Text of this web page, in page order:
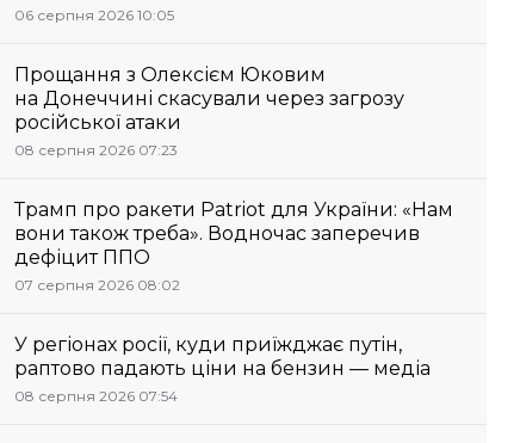
06 серпня 2026 10:05
Прощання з Олексієм Юковим
на Донеччині скасували через загрозу
російської атаки
08 серпня 2026 07:23
Трамп про ракети Patriot для України: «Нам
вони також треба». Водночас заперечив
дефіцит ППО
07 серпня 2026 08:02
У регіонах росії, куди приїжджає путін,
раптово падають ціни на бензин — медіа
08 серпня 2026 07:54